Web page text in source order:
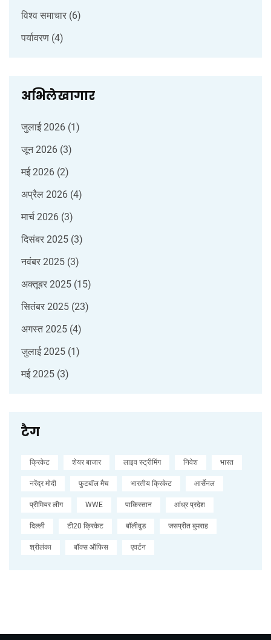
विश्व समाचार (6)
पर्यावरण (4)
अभिलेखागार
जुलाई 2026 (1)
जून 2026 (3)
मई 2026 (2)
अप्रैल 2026 (4)
मार्च 2026 (3)
दिसंबर 2025 (3)
नवंबर 2025 (3)
अक्तूबर 2025 (15)
सितंबर 2025 (23)
अगस्त 2025 (4)
जुलाई 2025 (1)
मई 2025 (3)
टैग
क्रिकेट शेयर बाजार लाइव स्ट्रीमिंग निवेश भारत
नरेंद्र मोदी फुटबॉल मैच भारतीय क्रिकेट आर्सेनल
प्रीमियर लीग WWE पाकिस्तान आंध्र प्रदेश
दिल्ली टी20 क्रिकेट बॉलीवुड जसप्रीत बुमराह
श्रीलंका बॉक्स ऑफिस एवर्टन